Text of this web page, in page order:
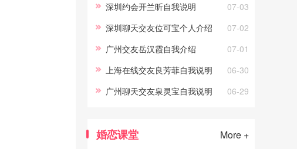
07-03
深圳约会开兰昕自我说明
07-02
深圳聊天交友位可宝个人介绍
07-01
广州交友岳汉霞自我介绍
06-30
上海在线交友良芳菲自我说明
06-29
广州聊天交友泉灵宝自我说明
婚恋课堂 More +